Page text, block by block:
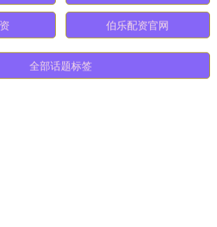
下载 普臣配资
东方财富配资网官网